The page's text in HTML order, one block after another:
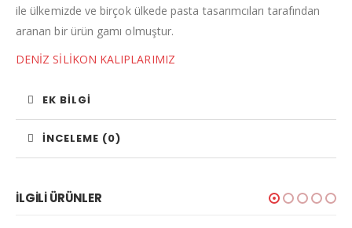
ile ülkemizde ve birçok ülkede pasta tasarımcıları tarafından
aranan bir ürün gamı olmuştur.
DENİZ SİLİKON KALIPLARIMIZ
EK BILGI
İNCELEME (0)
İLGILI ÜRÜNLER